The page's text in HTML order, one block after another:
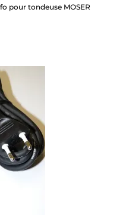
pour tondeuse MOSER